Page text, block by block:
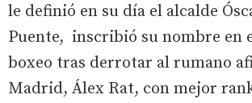
le definió en su día el alcalde
Puente, inscribió su nombre en
boxeo tras derrotar al rumano
Madrid, Álex Rat, con mejor